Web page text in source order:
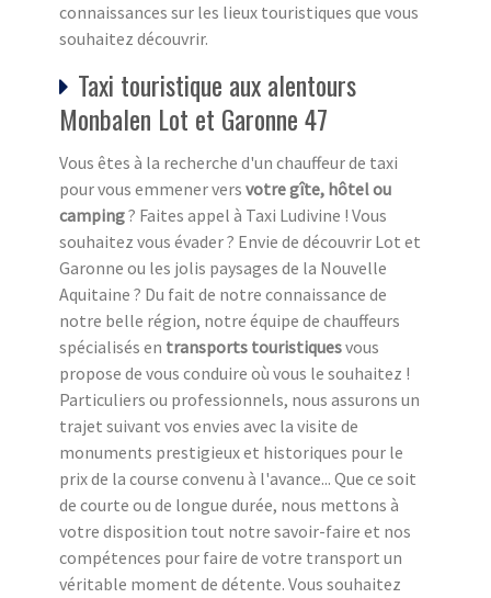
connaissances sur les lieux touristiques que vous
souhaitez découvrir.
Taxi touristique aux alentours
Monbalen Lot et Garonne 47
Vous êtes à la recherche d'un chauffeur de taxi
pour vous emmener vers votre gîte, hôtel ou
camping? Faites appel à Taxi Ludivine ! Vous
souhaitez vous évader ? Envie de découvrir Lot et
Garonne ou les jolis paysages de la Nouvelle
Aquitaine ? Du fait de notre connaissance de
notre belle région, notre équipe de chauffeurs
spécialisés en transports touristiquesvous
propose de vous conduire où vous le souhaitez !
Particuliers ou professionnels, nous assurons un
trajet suivant vos envies avec la visite de
monuments prestigieux et historiques pour le
prix de la course convenu à l'avance... Que ce soit
de courte ou de longue durée, nous mettons à
votre disposition tout notre savoir-faire et nos
compétences pour faire de votre transport un
véritable moment de détente. Vous souhaitez